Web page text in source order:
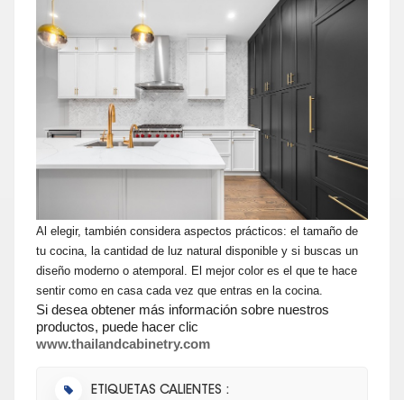
Al elegir, también considera aspectos prácticos: el tamaño de
tu cocina, la cantidad de luz natural disponible y si buscas un
diseño moderno o atemporal. El mejor color es el que te hace
sentir como en casa cada vez que entras en la cocina.
Si desea obtener más información sobre nuestros
productos, puede hacer clic
www.thailandcabinetry.com
ETIQUETAS CALIENTES :